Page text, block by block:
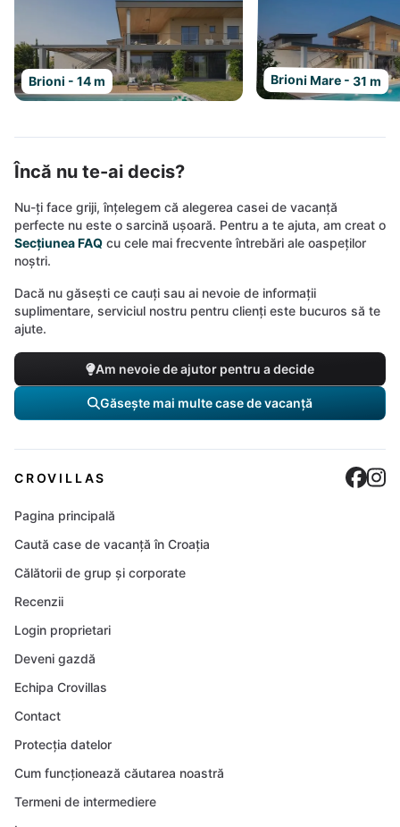
Brioni - 14 m Brioni Mare - 31 m
Încă nu te-ai decis?
Nu-ți face griji, înțelegem că alegerea casei de vacanță
perfecte nu este o sarcină ușoară. Pentru a te ajuta, am creat o
Secțiunea FAQ cu cele mai frecvente întrebări ale oaspeților
noștri.
Dacă nu găsești ce cauți sau ai nevoie de informații
suplimentare, serviciul nostru pentru clienți este bucuros să te
ajute.
Am nevoie de ajutor pentru a decide
Găsește mai multe case de vacanță
CROVILLAS
Pagina principală
Caută case de vacanță în Croația
Călătorii de grup și corporate
Recenzii
Login proprietari
Deveni gazdă
Echipa Crovillas
Contact
Protecția datelor
Cum funcționează căutarea noastră
Termeni de intermediere